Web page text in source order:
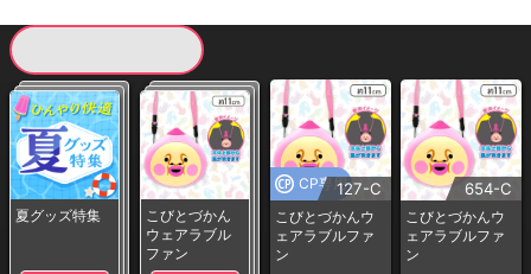
夏グッズ特集
こびとづかん
ウェアラブル
ファン
CP専用127-C
こびとづかんウ
ェアラブルファ
ン
654-C
こびとづかんウ
ェアラブルファ
ン